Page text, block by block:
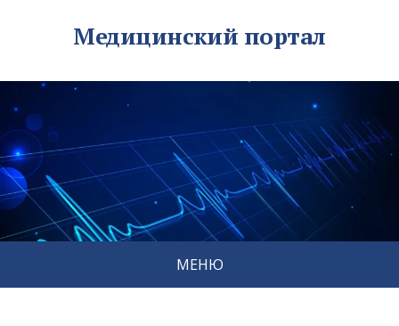
Медицинский портал
МЕНЮ